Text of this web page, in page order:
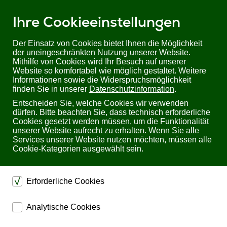
Ihre Cookieeinstellungen
Der Einsatz von Cookies bietet Ihnen die Möglichkeit
der uneingeschränkten Nutzung unserer Website.
Mithilfe von Cookies wird Ihr Besuch auf unserer
Website so komfortabel wie möglich gestaltet. Weitere
Informationen sowie die Widerspruchsmöglichkeit
finden Sie in unserer Datenschutzinformation.
Entscheiden Sie, welche Cookies wir verwenden
dürfen. Bitte beachten Sie, dass technisch erforderliche
Cookies gesetzt werden müssen, um die Funktionalität
unserer Website aufrecht zu erhalten. Wenn Sie alle
Services unserer Website nutzen möchten, müssen alle
Cookie-Kategorien ausgewählt sein.
Erforderliche Cookies
dienen dem technischen einwandfreien Betrieb unserer
Website.
Analytische Cookies
Sie befinden sich hier:Startseite
Produkte
Industrial/ Schaltschrankbau
NPort 5400 Serie | 4-Port Serial Device Server
NPort 5400 Serie 4-Port Serial Device Server